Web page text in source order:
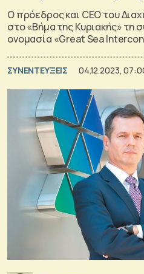
Ο πρόεδρος και CEO του
στο «Βήμα της Κυριακής» τη
ονομασία «Great Sea
ΣΥΝΕΝΤΕΥΞΕΙΣ 04.12.2023,